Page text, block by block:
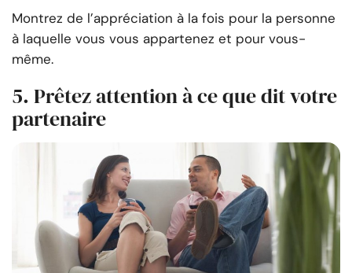
Montrez de l’appréciation à la fois pour la personne
à laquelle vous vous appartenez et pour vous-
même.
5. Prêtez attention à ce que dit votre
partenaire